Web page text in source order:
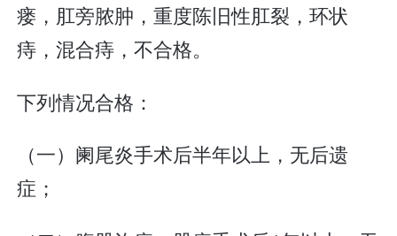
瘘，肛旁脓肿，重度陈旧性肛裂，环状
痔，混合痔，不合格。
下列情况合格：
（一）阑尾炎手术后半年以上，无后遗
症；